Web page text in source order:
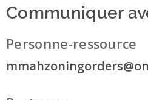
Communiquer
Personne-ressource